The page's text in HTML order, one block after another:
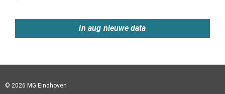
in aug nieuwe data
© 2026 MG Eindhoven